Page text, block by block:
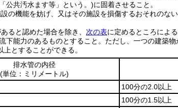
公共汚水ます等」という。)に固着させること。
の機能を妨げ、又はその施設を損傷するおそれのな
ると認めた場合を除き、 次の表に定めるところによ
能力のあるものとすること。 ただし、一つの建築
とすることができる。
排水管の内径
(単位：ミリメートル)
100分の2.0以上
100分の1.5以上